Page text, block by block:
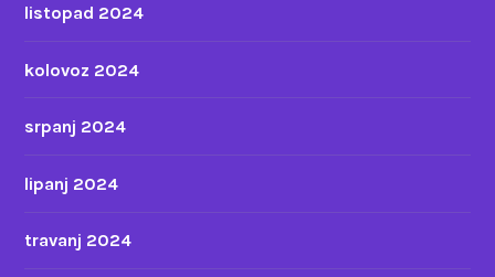
listopad 2024
kolovoz 2024
srpanj 2024
lipanj 2024
travanj 2024